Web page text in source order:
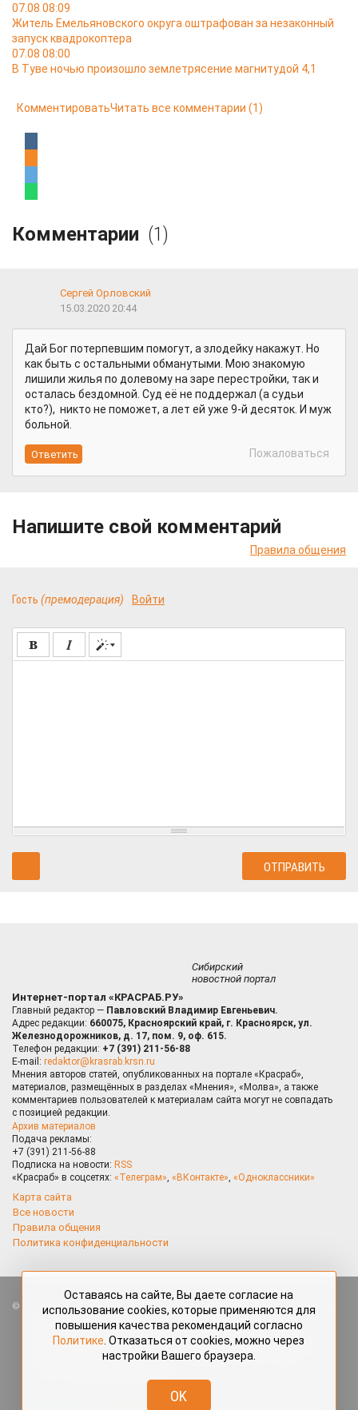
07.08 08:09
Житель Емельяновского округа оштрафован за незаконный
запуск квадрокоптера
07.08 08:00
В Туве ночью произошло землетрясение магнитудой 4,1
КомментироватьЧитать все комментарии (1)
Комментарии (1)
Сергей Орловский
15.03.2020 20:44
Дай Бог потерпевшим помогут, а злодейку накажут. Но
как быть с остальными обманутыми. Мою знакомую
лишили жилья по долевому на заре перестройки, так и
осталась бездомной. Суд её не поддержал (а судьи
кто?), никто не поможет, а лет ей уже 9-й десяток. И муж
больной.
Пожаловаться
Напишите свой комментарий
Правила общения
Гость (премодерация) Войти
Сибирский
новостной портал
Интернет-портал «КРАСРАБ.РУ»
Главный редактор — Павловский Владимир Евгеньевич.
Адрес редакции: 660075, Красноярский край, г. Красноярск, ул.
Железнодорожников, д. 17, пом. 9, оф. 615.
Телефон редакции: +7 (391) 211-56-88
E-mail: redaktor@krasrab.krsn.ru
Мнения авторов статей, опубликованных на портале «Красраб»,
материалов, размещённых в разделах «Мнения», «Молва», а также
комментариев пользователей к материалам сайта могут не совпадать
с позицией редакции.
Архив материалов
Подача рекламы:
+7 (391) 211-56-88
Подписка на новости: RSS
«Красраб» в соцсетях: «Телеграм», «ВКонтакте», «Одноклассники»
Карта сайта
Все новости
Правила общения
Политика конфиденциальности
Все права защищены. Любые материалы, размещённые на портале
«Красраб.ру» сотрудниками редакции, нештатными авторами
и читателями, являются объектами авторского права. Полное или
частичное использование материалов, размещённых на портале
«Красраб.ру», допускается только с письменного согласия редакции
redaktor@krasrab.krsn.ru.
Оставаясь на сайте, Вы даете согласие на
использование cookies, которые применяются для
повышения качества рекомендаций согласно
Политике . Отказаться от cookies, можно через
настройки Вашего браузера.
OK